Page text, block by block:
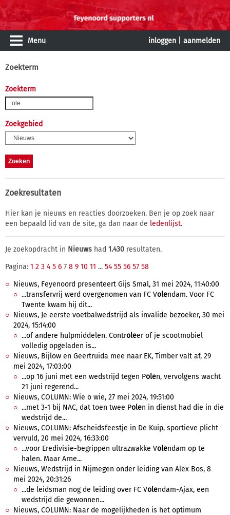
Menu inloggen aanmelden
Zoekterm
Zoekterm
Zoekgebied
Zoekresultaten
Hier kan je nieuws en reacties doorzoeken. Ben je op zoek naar
een bepaald lid van de site, ga dan naar de ledenlijst.
Je zoekopdracht in Nieuws had 1.430 resultaten.
Pagina: 1 2 3 4 5 6 7 8 9 10 11 ... 54 55 56 57 58
Nieuws, Feyenoord presenteert Gijs Smal, 31 mei 2024, 11:40:00
...transfervrij werd overgenomen van FC Volendam. Voor FC
Twente kwam hij dit...
Nieuws, Je eerste voetbalwedstrijd als invalide bezoeker, 30 mei
2024, 15:14:00
...of andere hulpmiddelen. Controleer of je scootmobiel
volledig opgeladen is...
Nieuws, Bijlow en Geertruida mee naar EK, Timber valt af, 29
mei 2024, 17:03:00
...op 16 juni met een wedstrijd tegen Polen, vervolgens wacht
21 juni regerend...
Nieuws, COLUMN: Wie o wie, 27 mei 2024, 19:51:00
...met 3-1 bij NAC, dat toen twee Polen in dienst had die in die
wedstrijd de...
Nieuws, COLUMN: Afscheidsfeestje in De Kuip, sportieve plicht
vervuld, 20 mei 2024, 16:33:00
...voor Eredivisie-begrippen ultrazwakke Volendam op te
halen. Maar Arne...
Nieuws, Wedstrijd in Nijmegen onder leiding van Alex Bos, 8
mei 2024, 20:31:26
...de leidsman nog de leiding over FC Volendam-Ajax, een
wedstrijd die gewonnen...
Nieuws, COLUMN: Naar de mogelijkheden is het optimum